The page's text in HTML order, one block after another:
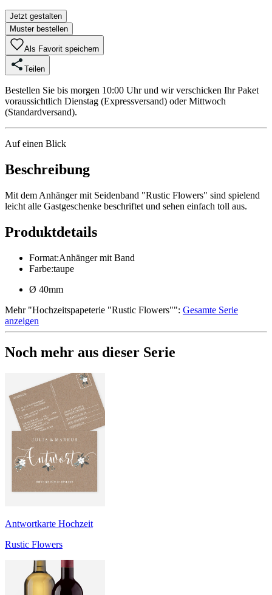
Jetzt gestalten
Muster bestellen
Als Favorit speichern
Teilen
Bestellen Sie bis morgen 10:00 Uhr und wir verschicken Ihr Paket
voraussichtlich Dienstag (Expressversand) oder Mittwoch
(Standardversand).
Auf einen Blick
Beschreibung
Mit dem Anhänger mit Seidenband "Rustic Flowers" sind spielend
leicht alle Gastgeschenke beschriftet und sehen einfach toll aus.
Produktdetails
Format:Anhänger mit Band
Farbe:taupe
Ø 40mm
Mehr"Hochzeitspapeterie "Rustic Flowers"": Gesamte Serie
anzeigen
Noch mehr aus dieser Serie
Antwortkarte Hochzeit
Rustic Flowers